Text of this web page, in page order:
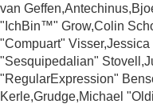
van
"IchBin™" Grow,Colin
"Compuart"
"Sesquipedalian"
"RegularExpression"
Kerle,Grudge,Michael